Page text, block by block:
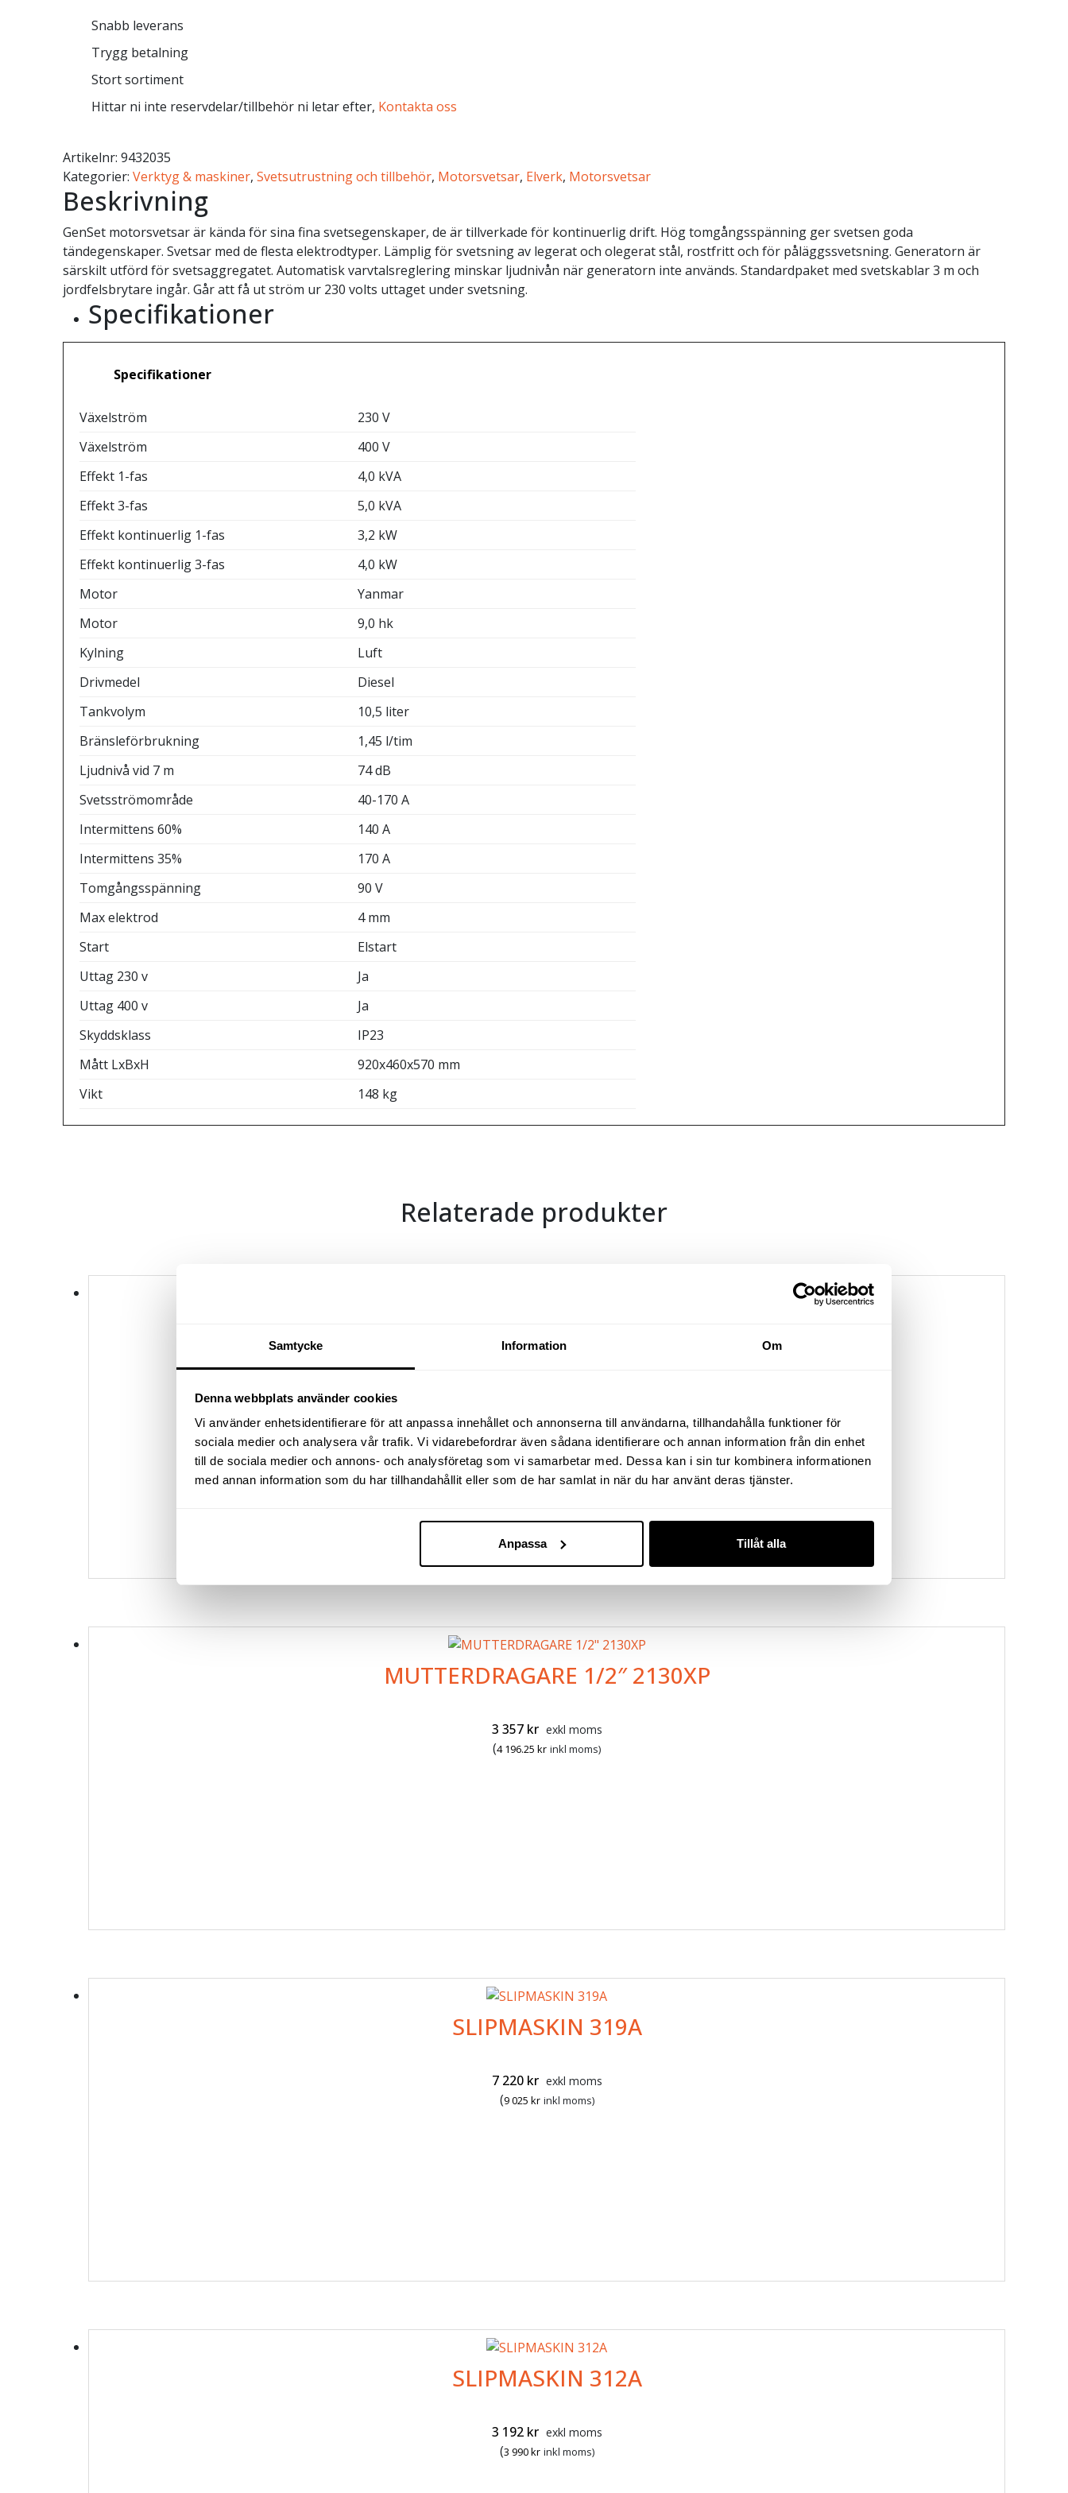
Samtycke Information Om
Denna webbplats använder cookies
Vi använder enhetsidentifierare för att anpassa innehållet och annonserna till användarna, tillhandahålla funktioner för
sociala medier och analysera vår trafik. Vi vidarebefordrar även sådana identifierare och annan information från din enhet
till de sociala medier och annons- och analysföretag som vi samarbetar med. Dessa kan i sin tur kombinera informationen
med annan information som du har tillhandahållit eller som de har samlat in när du har använt deras tjänster.
Anpassa Tillåt alla
Snabb leverans
Trygg betalning
Stort sortiment
Hittar ni inte reservdelar/tillbehör ni letar efter, Kontakta oss
Artikelnr:9432035
Kategorier:Verktyg & maskiner,Svetsutrustning och tillbehör, Motorsvetsar, Elverk, Motorsvetsar
Beskrivning
GenSet motorsvetsar är kända för sina fina svetsegenskaper, de är tillverkade för kontinuerlig drift. Hög tomgångsspänning ger svetsen goda
tändegenskaper. Svetsar med de flesta elektrodtyper. Lämplig för svetsning av legerat och olegerat stål, rostfritt och för påläggssvetsning. Generatorn är
särskilt utförd för svetsaggregatet. Automatisk varvtalsreglering minskar ljudnivån när generatorn inte används. Standardpaket med svetskablar 3 m och
jordfelsbrytare ingår. Går att få ut ström ur 230 volts uttaget under svetsning.
Specifikationer
Specifikationer
Växelström
230 V
Växelström
400 V
Effekt 1-fas
4,0 kVA
Effekt 3-fas
5,0 kVA
Effekt kontinuerlig 1-fas
3,2 kW
Effekt kontinuerlig 3-fas
4,0 kW
Motor
Yanmar
Motor
9,0 hk
Kylning
Luft
Drivmedel
Diesel
Tankvolym
10,5 liter
Bränsleförbrukning
1,45 l/tim
Ljudnivå vid 7 m
74 dB
Svetsströmområde
40-170 A
Intermittens 60%
140 A
Intermittens 35%
170 A
Tomgångsspänning
90 V
Max elektrod
4 mm
Start
Elstart
Uttag 230 v
Ja
Uttag 400 v
Ja
Skyddsklass
IP23
Mått LxBxH
920x460x570 mm
Vikt
148 kg
Relaterade produkter
MUTTERDRAGARE 1/2″ 2130XP
3 357 kr exkl moms
(4 196.25 kr inkl moms)
SLIPMASKIN 319A
7 220 kr exkl moms
(9 025 kr inkl moms)
SLIPMASKIN 312A
3 192 kr exkl moms
(3 990kr inkl moms)